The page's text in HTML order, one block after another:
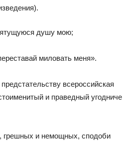
душу мою;
миловать меня».
всероссийская
и праведный угодниче
грешных и немощных, сподоби